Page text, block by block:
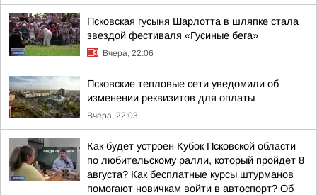
Псковская гусыня Шарлотта в шляпке стала
звездой фестиваля «Гусиные бега»
Вчера, 22:06
Псковские тепловые сети уведомили об
изменении реквизитов для оплаты
Вчера, 22:03
Как будет устроен Кубок Псковской области
по любительскому ралли, который пройдёт 8
августа? Как бесплатные курсы штурманов
помогают новичкам войти в автоспорт? Об